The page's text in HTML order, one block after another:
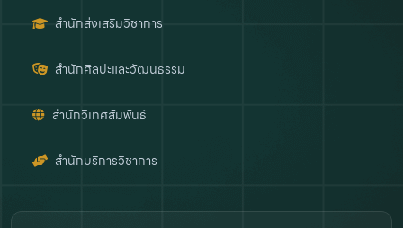
สำนักส่งเสริมวิชาการ
สำนักศิลปะและวัฒนธรรม
สำนักวิเทศสัมพันธ์
สำนักบริการวิชาการ